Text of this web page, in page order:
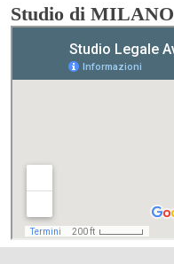
Studio di MILANO